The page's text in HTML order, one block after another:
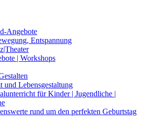
Angebote
Entspannung
| Workshops
und Lebensgestaltung
für Kinder | Jugendliche |
rund um den perfekten Geburtstag